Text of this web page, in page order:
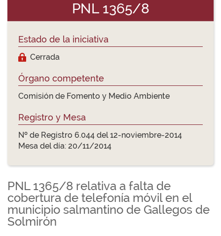
PNL 1365/8
Estado de la iniciativa
Cerrada
Órgano competente
Comisión de Fomento y Medio Ambiente
Registro y Mesa
Nº de Registro 6.044 del 12-noviembre-2014
Mesa del día: 20/11/2014
PNL 1365/8 relativa a falta de
cobertura de telefonía móvil en el
municipio salmantino de Gallegos de
Solmirón